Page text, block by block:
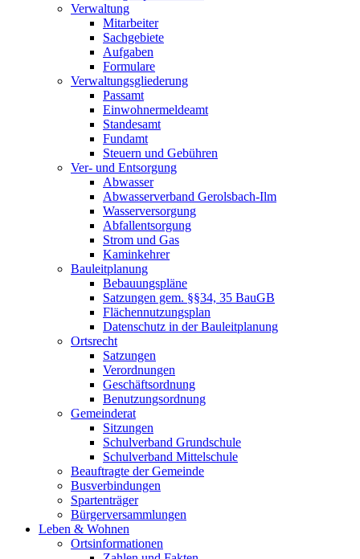
Verwaltung
Mitarbeiter
Sachgebiete
Aufgaben
Formulare
Verwaltungsgliederung
Passamt
Einwohnermeldeamt
Standesamt
Fundamt
Steuern und Gebühren
Ver- und Entsorgung
Abwasser
Abwasserverband Gerolsbach-Ilm
Wasserversorgung
Abfallentsorgung
Strom und Gas
Kaminkehrer
Bauleitplanung
Bebauungspläne
Satzungen gem. §§34, 35 BauGB
Flächennutzungsplan
Datenschutz in der Bauleitplanung
Ortsrecht
Satzungen
Verordnungen
Geschäftsordnung
Benutzungsordnung
Gemeinderat
Sitzungen
Schulverband Grundschule
Schulverband Mittelschule
Beauftragte der Gemeinde
Busverbindungen
Spartenträger
Bürgerversammlungen
Leben & Wohnen
Ortsinformationen